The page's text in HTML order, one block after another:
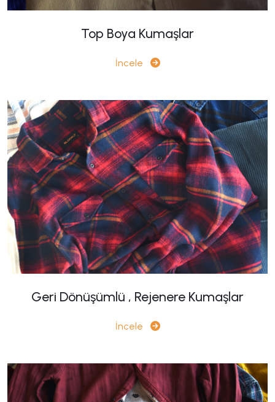
Top Boya Kumaşlar
İncele
Geri Dönüşümlü , Rejenere Kumaşlar
İncele